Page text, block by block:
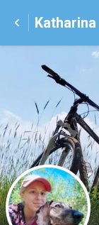
Katharina
K